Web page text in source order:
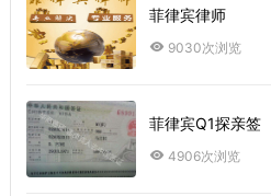
菲律宾律师
9030次浏览
菲律宾Q1探亲签
4906次浏览